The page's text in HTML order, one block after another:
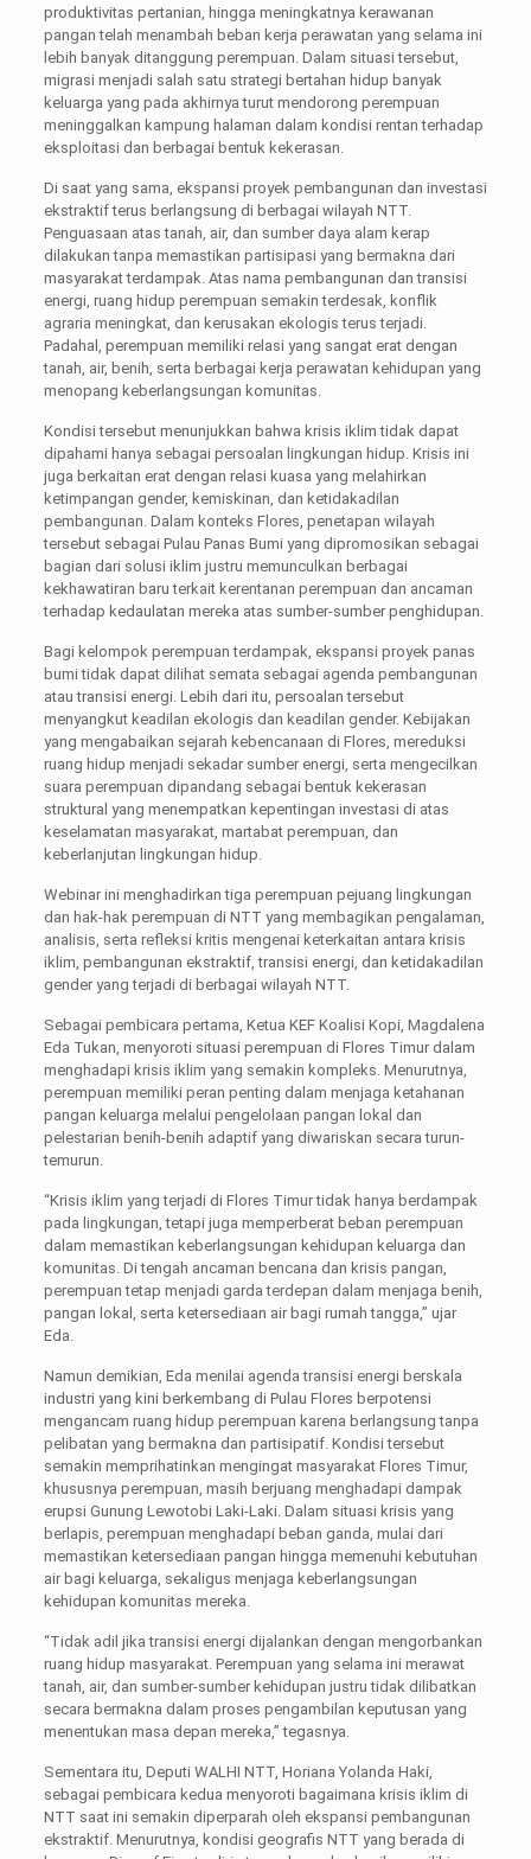
produktivitas pertanian, hingga meningkatnya kerawanan
pangan telah menambah beban kerja perawatan yang selama ini
lebih banyak ditanggung perempuan. Dalam situasi tersebut,
migrasi menjadi salah satu strategi bertahan hidup banyak
keluarga yang pada akhirnya turut mendorong perempuan
meninggalkan kampung halaman dalam kondisi rentan terhadap
eksploitasi dan berbagai bentuk kekerasan.
Di saat yang sama, ekspansi proyek pembangunan dan investasi
ekstraktif terus berlangsung di berbagai wilayah NTT.
Penguasaan atas tanah, air, dan sumber daya alam kerap
dilakukan tanpa memastikan partisipasi yang bermakna dari
masyarakat terdampak. Atas nama pembangunan dan transisi
energi, ruang hidup perempuan semakin terdesak, konflik
agraria meningkat, dan kerusakan ekologis terus terjadi.
Padahal, perempuan memiliki relasi yang sangat erat dengan
tanah, air, benih, serta berbagai kerja perawatan kehidupan yang
menopang keberlangsungan komunitas.
Kondisi tersebut menunjukkan bahwa krisis iklim tidak dapat
dipahami hanya sebagai persoalan lingkungan hidup. Krisis ini
juga berkaitan erat dengan relasi kuasa yang melahirkan
ketimpangan gender, kemiskinan, dan ketidakadilan
pembangunan. Dalam konteks Flores, penetapan wilayah
tersebut sebagai Pulau Panas Bumi yang dipromosikan sebagai
bagian dari solusi iklim justru memunculkan berbagai
kekhawatiran baru terkait kerentanan perempuan dan ancaman
terhadap kedaulatan mereka atas sumber-sumber penghidupan.
Bagi kelompok perempuan terdampak, ekspansi proyek panas
bumi tidak dapat dilihat semata sebagai agenda pembangunan
atau transisi energi. Lebih dari itu, persoalan tersebut
menyangkut keadilan ekologis dan keadilan gender. Kebijakan
yang mengabaikan sejarah kebencanaan di Flores, mereduksi
ruang hidup menjadi sekadar sumber energi, serta mengecilkan
suara perempuan dipandang sebagai bentuk kekerasan
struktural yang menempatkan kepentingan investasi di atas
keselamatan masyarakat, martabat perempuan, dan
keberlanjutan lingkungan hidup.
Webinar ini menghadirkan tiga perempuan pejuang lingkungan
dan hak-hak perempuan di NTT yang membagikan pengalaman,
analisis, serta refleksi kritis mengenai keterkaitan antara krisis
iklim, pembangunan ekstraktif, transisi energi, dan ketidakadilan
gender yang terjadi di berbagai wilayah NTT.
Sebagai pembicara pertama, Ketua KEF Koalisi Kopi, Magdalena
Eda Tukan, menyoroti situasi perempuan di Flores Timur dalam
menghadapi krisis iklim yang semakin kompleks. Menurutnya,
perempuan memiliki peran penting dalam menjaga ketahanan
pangan keluarga melalui pengelolaan pangan lokal dan
pelestarian benih-benih adaptif yang diwariskan secara turun-
temurun.
“Krisis iklim yang terjadi di Flores Timur tidak hanya berdampak
pada lingkungan, tetapi juga memperberat beban perempuan
dalam memastikan keberlangsungan kehidupan keluarga dan
komunitas. Di tengah ancaman bencana dan krisis pangan,
perempuan tetap menjadi garda terdepan dalam menjaga benih,
pangan lokal, serta ketersediaan air bagi rumah tangga,” ujar
Eda.
Namun demikian, Eda menilai agenda transisi energi berskala
industri yang kini berkembang di Pulau Flores berpotensi
mengancam ruang hidup perempuan karena berlangsung tanpa
pelibatan yang bermakna dan partisipatif. Kondisi tersebut
semakin memprihatinkan mengingat masyarakat Flores Timur,
khususnya perempuan, masih berjuang menghadapi dampak
erupsi Gunung Lewotobi Laki-Laki. Dalam situasi krisis yang
berlapis, perempuan menghadapi beban ganda, mulai dari
memastikan ketersediaan pangan hingga memenuhi kebutuhan
air bagi keluarga, sekaligus menjaga keberlangsungan
kehidupan komunitas mereka.
“Tidak adil jika transisi energi dijalankan dengan mengorbankan
ruang hidup masyarakat. Perempuan yang selama ini merawat
tanah, air, dan sumber-sumber kehidupan justru tidak dilibatkan
secara bermakna dalam proses pengambilan keputusan yang
menentukan masa depan mereka,” tegasnya.
Sementara itu, Deputi WALHI NTT, Horiana Yolanda Haki,
sebagai pembicara kedua menyoroti bagaimana krisis iklim di
NTT saat ini semakin diperparah oleh ekspansi pembangunan
ekstraktif. Menurutnya, kondisi geografis NTT yang berada di